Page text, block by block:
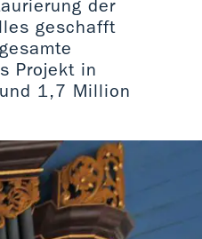
der
geschafft
Projekt in
1,7 Million